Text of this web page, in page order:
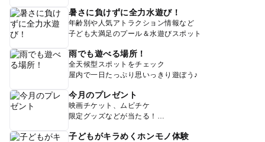
暑さに負けずに全力水遊び！
年齢別や人気アトラクション情報など
子ども大満足のプール＆水遊びスポット
雨でも遊べる場所！
全天候型スポットをチェック
屋内で一日たっぷり思いっきり遊ぼう♪
今月のプレゼント
映画チケット、ムビチケ
限定グッズなどが当たる！
子どもがキラめくホンモノ体験